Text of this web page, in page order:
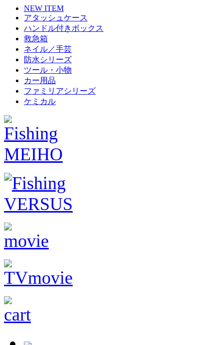
NEW ITEM
アタッシュケース
ハンドル付きボックス
救急箱
ネイル／手芸
防水シリーズ
ツール・小物
カー用品
ファミリアシリーズ
ケミカル